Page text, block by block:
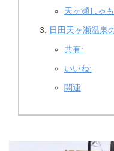
天ヶ瀬しゃ
日田天ヶ瀬温泉
共有:
いいね:
関連